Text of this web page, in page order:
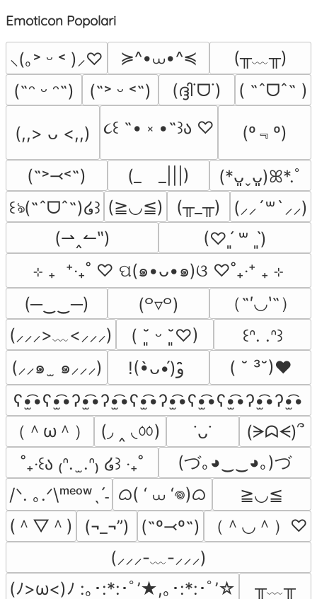
Emoticon Popolari
⸜(｡˃ ᵕ ˂ )⸝♡ ≽^•⩊•^≼
(╥﹏╥)
(˶ᵔ ᵕ ᵔ˶)
(˶˃ ᵕ ˂˶) (ദ്ദി˙ᗜ˙) ( ˶ˆᗜˆ˵ )
(,,> ᴗ <,,) ૮꒰ ˶• ༝ •˶꒱ა ♡ (º﹃º)
(˶˃⤙˂˶) (_　_|||)
(*ᴗ͈ˬᴗ͈)ꕤ*.ﾟ
꒰ঌ(˶ˆᗜˆ˵)໒꒱ (≧◡≦) (╥_╥)
(⸝⸝´꒳`⸝⸝)
(⇀‸↼‶)
(♡ˊ͈ ꒳ ˋ͈)
⊹ ₊  ⁺‧₊˚ ♡ ପ(๑•ᴗ•๑)ଓ ♡˚₊‧⁺ ₊ ⊹
(─‿‿─)
(꒪▿꒪)
（˶′◡‵˶）
(⸝⸝⸝>﹏<⸝⸝⸝)
( ˘͈ ᵕ ˘͈♡)
꒰ᐢ. .ᐢ꒱
(⸝⸝๑  ̫ ๑⸝⸝⸝)
( ˘ ³˘)♥
ʕ•̫͡•ʕ•̫͡•ʔ•̫͡•ʔ•̫͡•ʕ•̫͡•ʔ•̫͡•ʕ•̫͡•ʕ•̫͡•ʔ•̫͡•ʔ•̫͡•
（＾ω＾）
(◞ ‸ ◟ㆀ) ˙ᴗ˙
(ᗒᗣᗕ)՞
˚₊‧꒰ა ₍ᐢ.  ̫.ᐢ₎ ໒꒱ ‧₊˚
(づ｡◕‿‿◕｡)づ
/ᐠ. ｡.ᐟ\ᵐᵉᵒʷˎˊ˗ ᜊ( ‘ ⩊ ‘𖦹)ᜊ
≧◡≦
(＾▽＾)
(¬_¬”) (˶º⤙º˶)
（＾◡＾）♡
(⸝⸝⸝-﹏-⸝⸝⸝)
(ﾉ>ω<)ﾉ :｡･:*:･ﾟ’★,｡･:*:･ﾟ’☆
╥﹏╥